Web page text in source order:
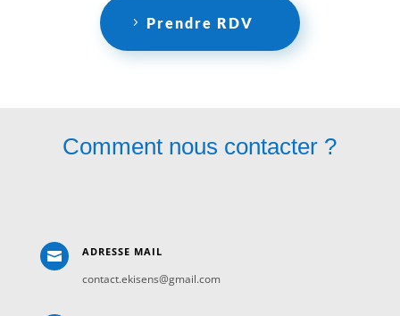
Prendre RDV
Comment nous contacter ?
 ADRESSE MAIL
contact.ekisens@gmail.com